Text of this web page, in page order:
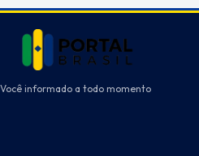
Você informado a todo momento